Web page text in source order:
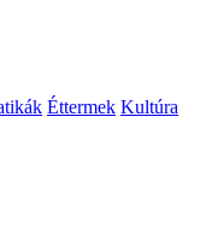
Éttermek Kultúra